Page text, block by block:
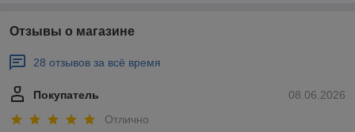
Отзывы о магазине
28 отзывов за всё время
08.06.2026
Покупатель
Отлично